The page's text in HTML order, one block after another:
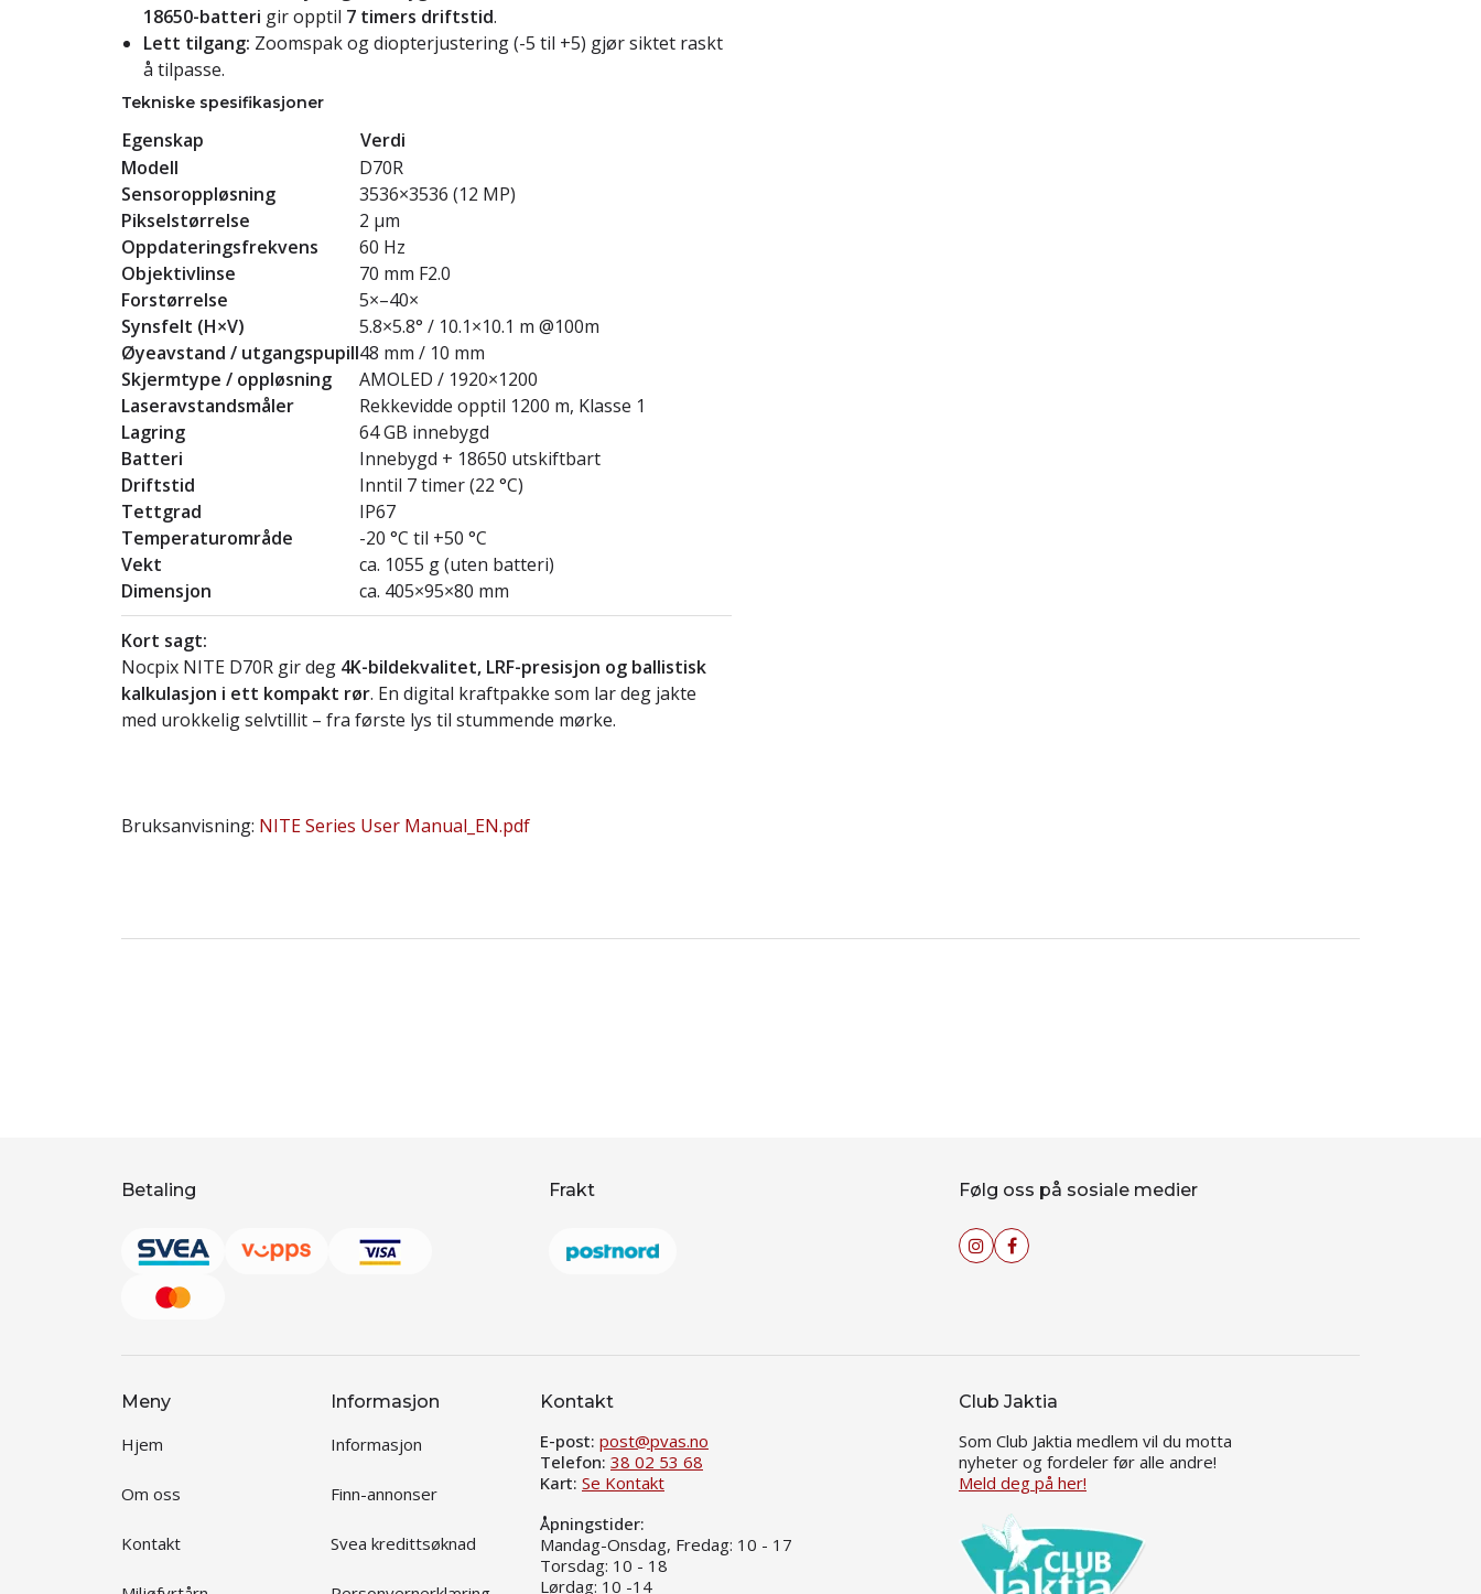
18650-batteri gir opptil 7 timers driftstid.
Lett tilgang: Zoomspak og diopterjustering (-5 til +5) gjør siktet raskt
å tilpasse.
Tekniske spesifikasjoner
Egenskap
Verdi
Modell
D70R
Sensoroppløsning
3536×3536 (12 MP)
Pikselstørrelse
2 µm
Oppdateringsfrekvens
60 Hz
Objektivlinse
70 mm F2.0
Forstørrelse
5×–40×
Synsfelt (H×V)
5.8×5.8° / 10.1×10.1 m @100m
Øyeavstand / utgangspupill48 mm / 10 mm
Skjermtype / oppløsning
AMOLED / 1920×1200
Laseravstandsmåler
Rekkevidde opptil 1200 m, Klasse 1
Lagring
64 GB innebygd
Batteri
Innebygd + 18650 utskiftbart
Driftstid
Inntil 7 timer (22 °C)
Tettgrad
IP67
Temperaturområde
-20 °C til +50 °C
Vekt
ca. 1055 g (uten batteri)
Dimensjon
ca. 405×95×80 mm
Kort sagt:
Nocpix NITE D70R gir deg 4K-bildekvalitet, LRF-presisjon og ballistisk
kalkulasjon i ett kompakt rør. En digital kraftpakke som lar deg jakte
med urokkelig selvtillit – fra første lys til stummende mørke.
Bruksanvisning: NITE Series User Manual_EN.pdf
Betaling Frakt Følg oss på sosiale medier
Meny
Hjem
Om oss
Kontakt
Informasjon
Informasjon
Finn-annonser
Svea kredittsøknad
Kontakt
E-post: post@pvas.no
Telefon: 38 02 53 68
Kart: Se Kontakt
Åpningstider:
Mandag-Onsdag, Fredag: 10 - 17
Torsdag: 10 - 18
Lørdag: 10 -14
Club Jaktia
Som Club Jaktia medlem vil du motta
nyheter og fordeler før alle andre!
Meld deg på her!